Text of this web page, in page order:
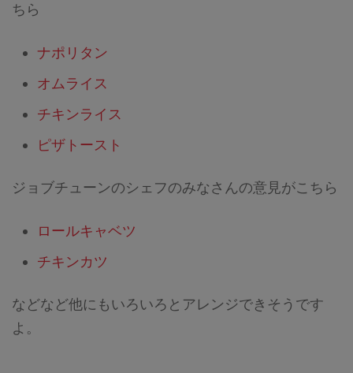
ちら
ナポリタン
オムライス
チキンライス
ピザトースト
ジョブチューンのシェフのみなさんの意見がこちら
ロールキャベツ
チキンカツ
などなど他にもいろいろとアレンジできそうです
よ。